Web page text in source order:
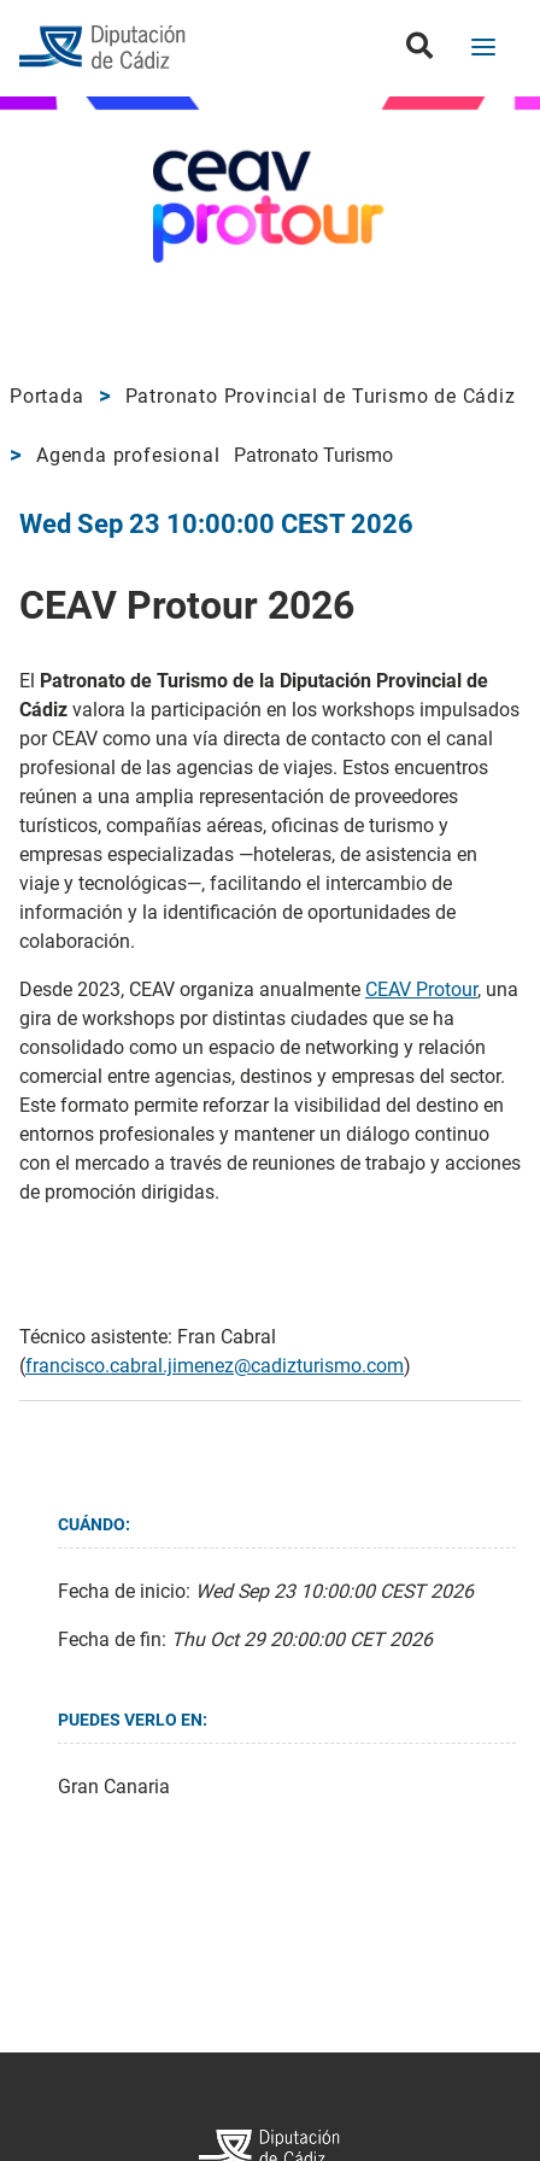
Portada Patronato Provincial de Turismo de Cádiz
Agenda profesional Patronato Turismo
Wed Sep 23 10:00:00 CEST 2026
CEAV Protour 2026
El Patronato de Turismo de la Diputación Provincial de
Cádiz valora la participación en los workshops impulsados
por CEAV como una vía directa de contacto con el canal
profesional de las agencias de viajes. Estos encuentros
reúnen a una amplia representación de proveedores
turísticos, compañías aéreas, oficinas de turismo y
empresas especializadas —hoteleras, de asistencia en
viaje y tecnológicas—, facilitando el intercambio de
información y la identificación de oportunidades de
colaboración.
Desde 2023, CEAV organiza anualmente CEAV Protour, una
gira de workshops por distintas ciudades que se ha
consolidado como un espacio de networking y relación
comercial entre agencias, destinos y empresas del sector.
Este formato permite reforzar la visibilidad del destino en
entornos profesionales y mantener un diálogo continuo
con el mercado a través de reuniones de trabajo y acciones
de promoción dirigidas.
Técnico asistente: Fran Cabral
(francisco.cabral.jimenez@cadizturismo.com)
CUÁNDO:
Fecha de inicio: Wed Sep 23 10:00:00 CEST 2026
Fecha de fin: Thu Oct 29 20:00:00 CET 2026
PUEDES VERLO EN:
Gran Canaria